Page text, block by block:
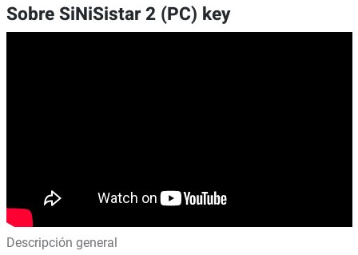
Sobre SiNiSistar 2 (PC) key
Descripción general